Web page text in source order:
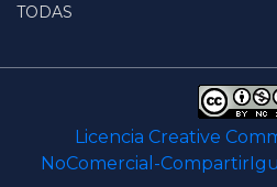
TODAS
Licencia Creative
NoComercial-